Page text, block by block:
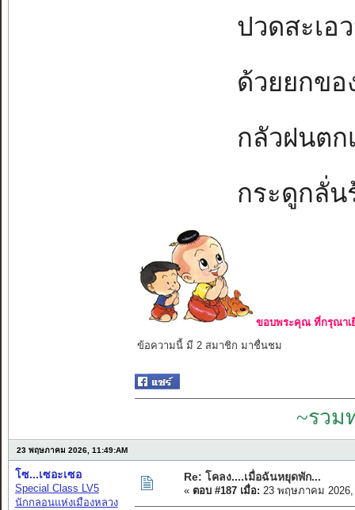
ปวดสะเอ
ด้วยยกขอ
กลัวฝนตก
กระดูกลั่น
ขอบพระคุณ ที่กรุณาเ
ข้อความนี้ มี 2 สมาชิก มาชื่นชม
~รวม
23 พฤษภาคม 2026, 11:49:AM
โซ...เซอะเซอ
Special Class LV5
นักกลอนแห่งเมืองหลวง
Re: โคลง....เมื่อฉันหยุดพัก...
« ตอบ #187 เมื่อ: 23 พฤษภาคม 2026,